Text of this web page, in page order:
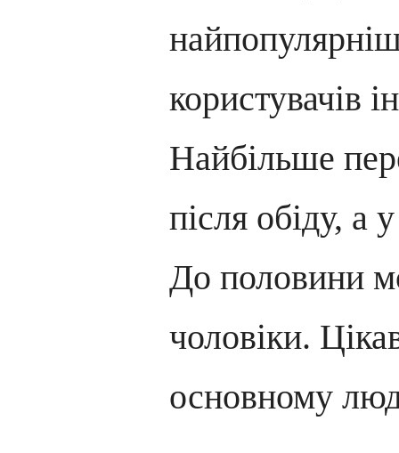
користувачів
Найбільше
після обіду, а
До половини
чоловіки.
основному